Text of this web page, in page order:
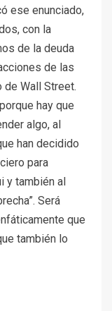
ese enunciado,
con la
de la deuda
de las
de Wall Street.
hay que
algo, al
han decidido
para
y también al
Será
que
también lo